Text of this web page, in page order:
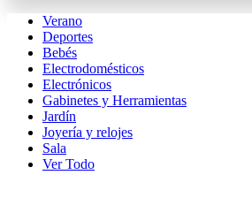
Verano
Deportes
Bebés
Electrodomésticos
Electrónicos
Gabinetes y Herramientas
Jardín
Joyería y relojes
Sala
Ver Todo